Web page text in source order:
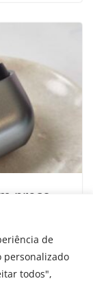
de
personalizado
todos",
preço
R$ 1